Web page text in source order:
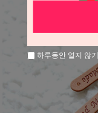
하루동안 열지 않기